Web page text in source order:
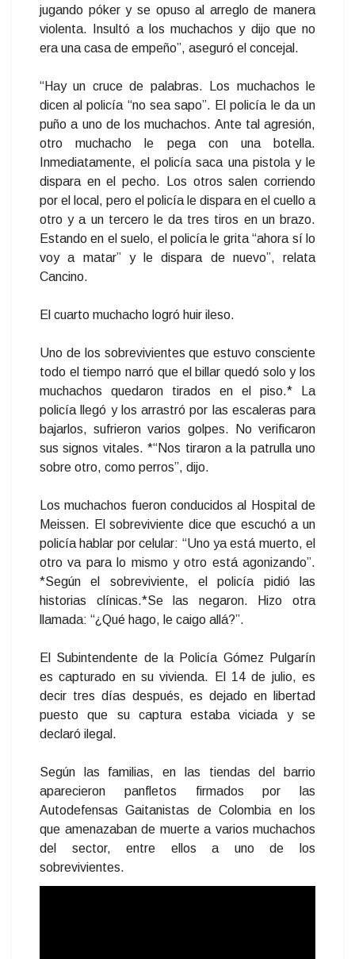
jugando póker y se opuso al arreglo de manera
violenta. Insultó a los muchachos y dijo que no
era una casa de empeño”, aseguró el concejal.
“Hay un cruce de palabras. Los muchachos le
dicen al policía “no sea sapo”. El policía le da un
puño a uno de los muchachos. Ante tal agresión,
otro muchacho le pega con una botella.
Inmediatamente, el policía saca una pistola y le
dispara en el pecho. Los otros salen corriendo
por el local, pero el policía le dispara en el cuello a
otro y a un tercero le da tres tiros en un brazo.
Estando en el suelo, el policía le grita “ahora sí lo
voy a matar” y le dispara de nuevo”, relata
Cancino.
El cuarto muchacho logró huir ileso.
Uno de los sobrevivientes que estuvo consciente
todo el tiempo narró que el billar quedó solo y los
muchachos quedaron tirados en el piso.* La
policía llegó y los arrastró por las escaleras para
bajarlos, sufrieron varios golpes. No verificaron
sus signos vitales. *“Nos tiraron a la patrulla uno
sobre otro, como perros”, dijo.
Los muchachos fueron conducidos al Hospital de
Meissen. El sobreviviente dice que escuchó a un
policía hablar por celular: “Uno ya está muerto, el
otro va para lo mismo y otro está agonizando”.
*Según el sobreviviente, el policía pidió las
historias clínicas.*Se las negaron. Hizo otra
llamada: “¿Qué hago, le caigo allá?”.
El Subintendente de la Policía Gómez Pulgarín
es capturado en su vivienda. El 14 de julio, es
decir tres días después, es dejado en libertad
puesto que su captura estaba viciada y se
declaró ilegal.
Según las familias, en las tiendas del barrio
aparecieron panfletos firmados por las
Autodefensas Gaitanistas de Colombia en los
que amenazaban de muerte a varios muchachos
del sector, entre ellos a uno de los
sobrevivientes.